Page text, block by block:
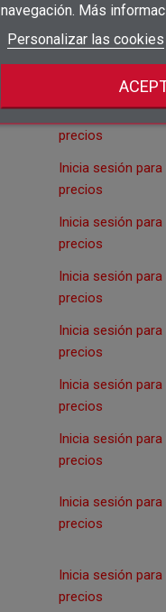
navegación. Más
Personalizar las cookies
Inicia sesión para
Inicia sesión para
precios
Inicia sesión para
precios
Inicia sesión para
precios
Inicia sesión para
precios
Inicia sesión para
precios
Inicia sesión para
precios
Inicia sesión para
precios
Inicia sesión para
precios
Inicia sesión para
precios